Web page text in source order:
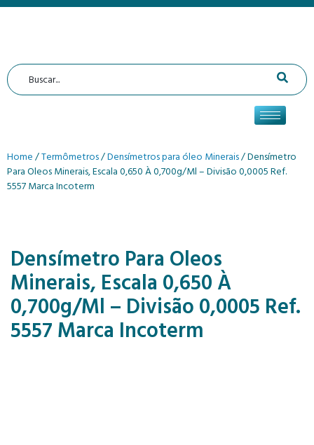
Home/Termômetros/Densímetros para óleo Minerais/ Densímetro
Para Oleos Minerais, Escala 0,650 À 0,700g/Ml – Divisão 0,0005 Ref.
5557 Marca Incoterm
Densímetro Para Oleos
Minerais, Escala 0,650 À
0,700g/Ml – Divisão 0,0005 Ref.
5557 Marca Incoterm